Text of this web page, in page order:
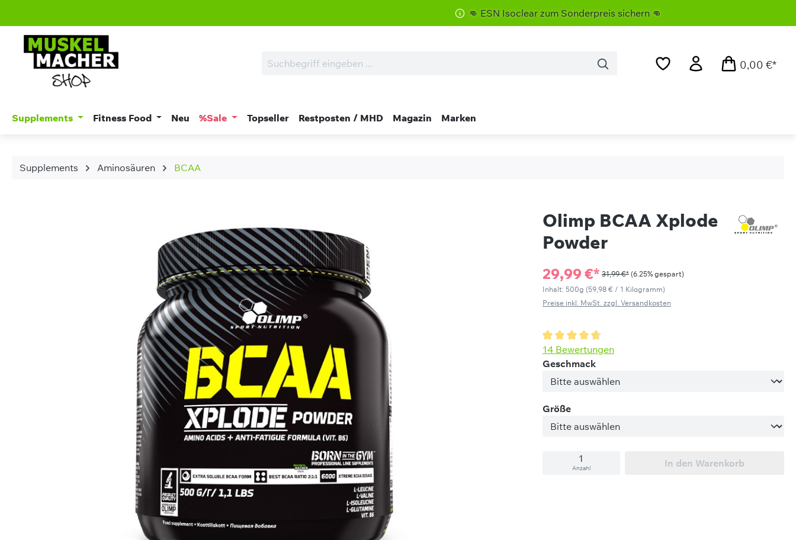
👊 ESN Isoclear zum Sonderpreis sichern 👊
0,00 €*
Supplements Fitness Food Neu %Sale Topseller Restposten / MHD Magazin Marken
Supplements Aminosäuren BCAA
Olimp BCAA Xplode
Powder
29,99 €* 31,99 €* (6.25% gespart)
Inhalt: 500g (59,98 € / 1 Kilogramm)
Preise inkl. MwSt. zzgl. Versandkosten
Durchschnittliche Bewertung von 4.71 von 5 Sternen
14 Bewertungen
Geschmackauswählen
Größeauswählen
Anzahl In den Warenkorb